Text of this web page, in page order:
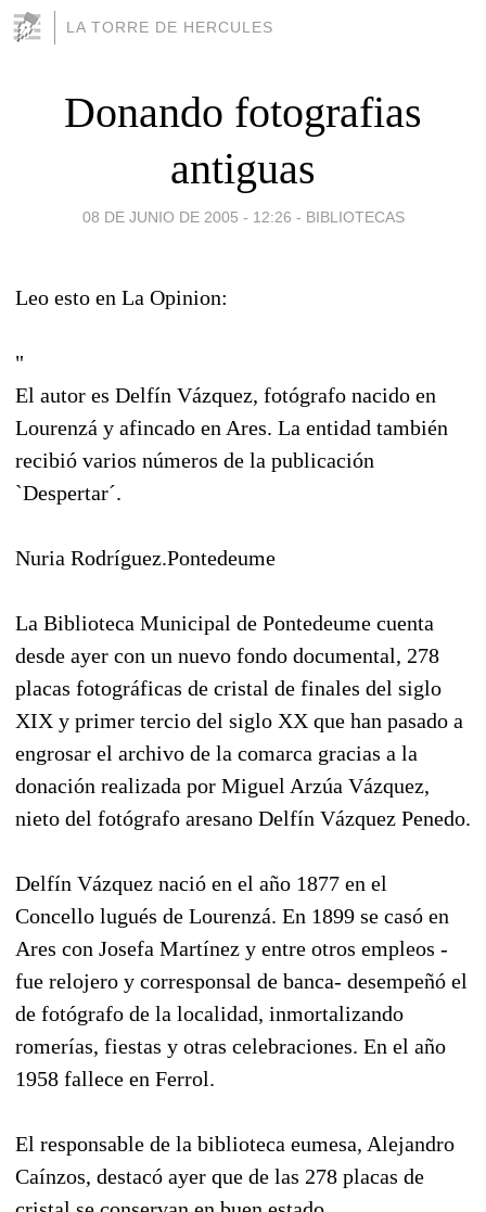
LA TORRE DE HERCULES
Donando fotografias
antiguas
08 DE JUNIO DE 2005 - 12:26 - BIBLIOTECAS
Leo esto en La Opinion:
"
El autor es Delfín Vázquez, fotógrafo nacido en
Lourenzá y afincado en Ares. La entidad también
recibió varios números de la publicación
`Despertar´.
Nuria Rodríguez.Pontedeume
La Biblioteca Municipal de Pontedeume cuenta
desde ayer con un nuevo fondo documental, 278
placas fotográficas de cristal de finales del siglo
XIX y primer tercio del siglo XX que han pasado a
engrosar el archivo de la comarca gracias a la
donación realizada por Miguel Arzúa Vázquez,
nieto del fotógrafo aresano Delfín Vázquez Penedo.
Delfín Vázquez nació en el año 1877 en el
Concello lugués de Lourenzá. En 1899 se casó en
Ares con Josefa Martínez y entre otros empleos -
fue relojero y corresponsal de banca- desempeñó el
de fotógrafo de la localidad, inmortalizando
romerías, fiestas y otras celebraciones. En el año
1958 fallece en Ferrol.
El responsable de la biblioteca eumesa, Alejandro
Caínzos, destacó ayer que de las 278 placas de